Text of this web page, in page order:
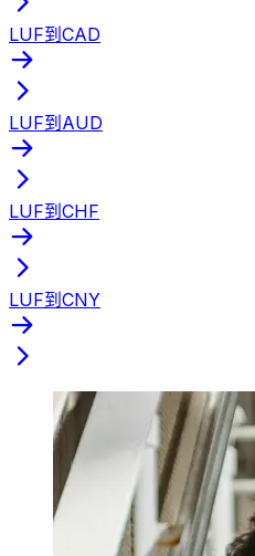
LUF到CAD
LUF到AUD
LUF到CHF
LUF到CNY